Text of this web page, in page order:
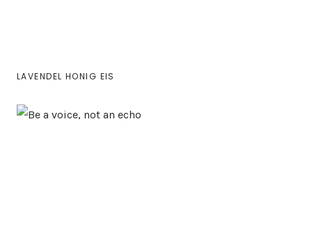
LAVENDEL HONIG EIS